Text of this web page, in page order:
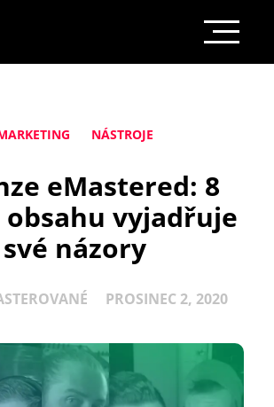
NÁSTROJE
eMastered: 8
vyjadřuje
své názory
PROSINEC 2, 2020